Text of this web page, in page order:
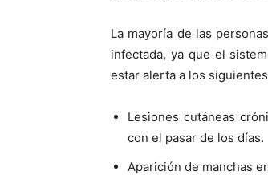
La mayoría de las
infectada, ya que el
estar alerta a los
Lesiones cutáneas
con el pasar de los días.
Aparición de manchas